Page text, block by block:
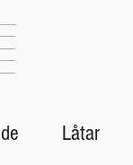
Låtar